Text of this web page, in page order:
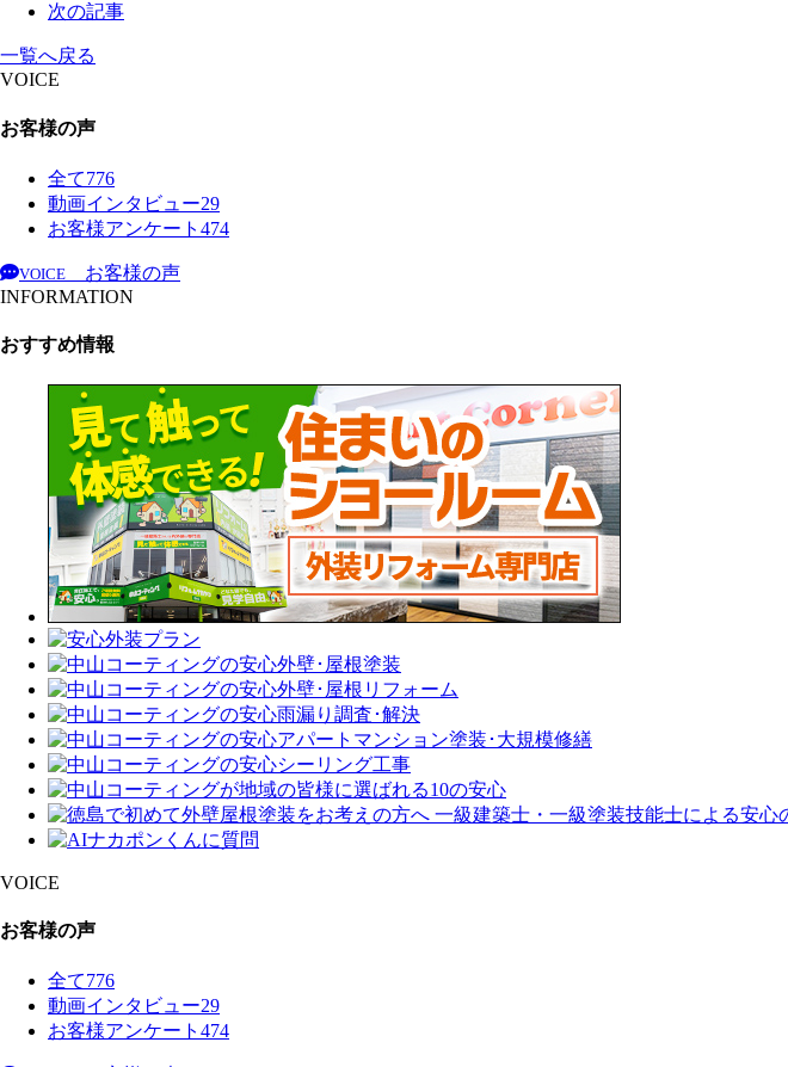
次の記事
一覧へ戻る
VOICE
お客様の声
全て776
動画インタビュー29
お客様アンケート 474
VOICE
お客様の声
INFORMATION
おすすめ情報
VOICE
お客様の声
全て776
動画インタビュー29
お客様アンケート 474